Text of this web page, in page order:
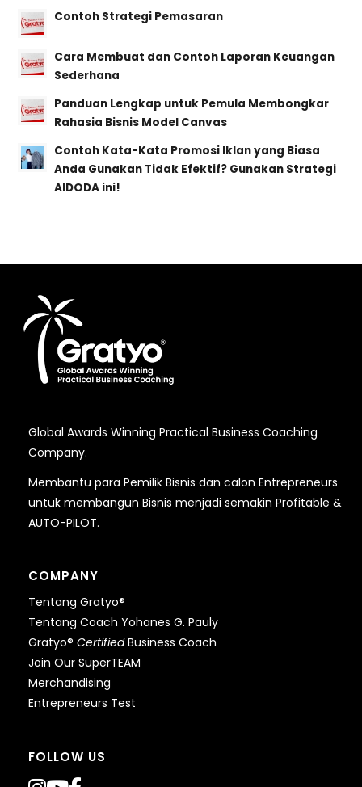
Contoh Strategi Pemasaran
Cara Membuat dan Contoh Laporan Keuangan
Sederhana
Panduan Lengkap untuk Pemula Membongkar
Rahasia Bisnis Model Canvas
Contoh Kata-Kata Promosi Iklan yang Biasa
Anda Gunakan Tidak Efektif? Gunakan Strategi
AIDODA ini!
Global Awards Winning Practical Business Coaching
Company.
Membantu para Pemilik Bisnis dan calon Entrepreneurs
untuk membangun Bisnis menjadi semakin Profitable &
AUTO-PILOT.
COMPANY
Tentang Gratyo®
Tentang Coach Yohanes G. Pauly
Gratyo® CertifiedBusiness Coach
Join Our SuperTEAM
Merchandising
Entrepreneurs Test
FOLLOW US